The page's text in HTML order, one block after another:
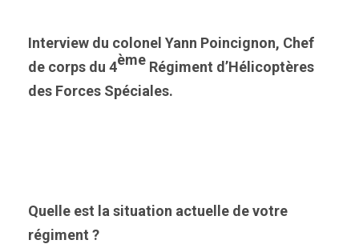
Interview du colonel Yann Poincignon, Chef
de corps du 4ème Régiment d’Hélicoptères
des Forces Spéciales.
Quelle est la situation actuelle de votre
régiment ?